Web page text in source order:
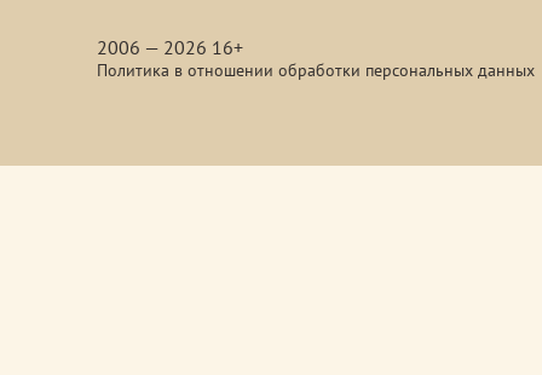
2006 — 2026 16+
Политика в отношении обработки персональных данных